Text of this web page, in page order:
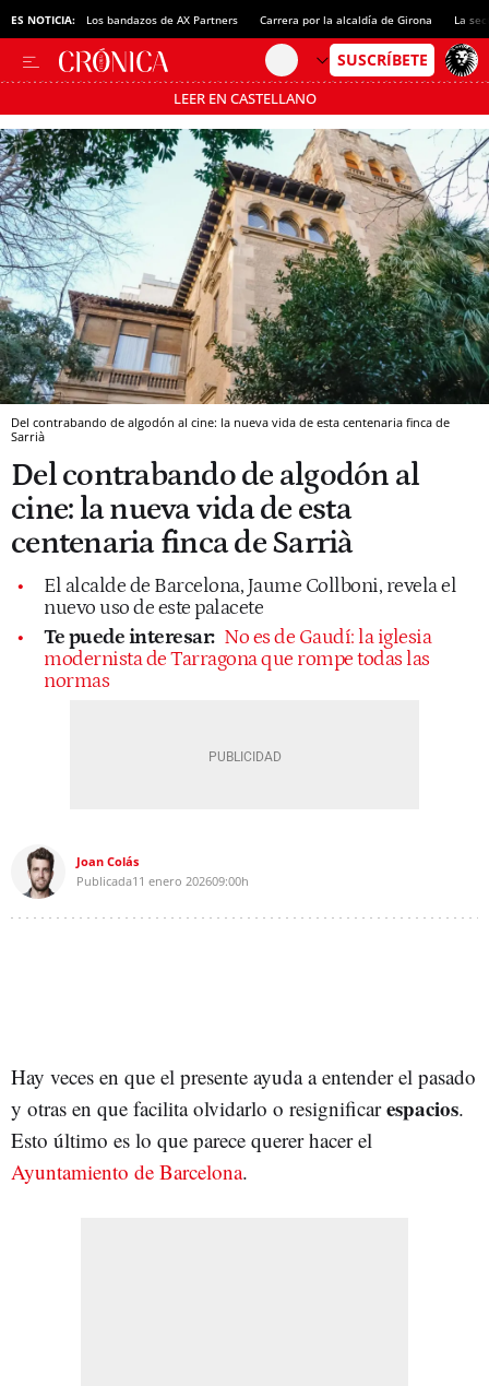
ES NOTICIA: Los bandazos de AX Partners Carrera por la alcaldía de Girona La
LEER EN CASTELLANO
Pásate al MODO AHORRO
Del contrabando de algodón al cine: la nueva vida de esta centenaria finca de
Sarrià
Del contrabando de algodón al
cine: la nueva vida de esta
centenaria finca de Sarrià
El alcalde de Barcelona, Jaume Collboni, revela el
nuevo uso de este palacete
Te puede interesar: No es de Gaudí: la iglesia
modernista de Tarragona que rompe todas las
normas
Joan Colás
Publicada11 enero 202609:00h
Hay veces en que el presente ayuda a entender el pasado
y otras en que facilita olvidarlo o resignificarespacios.
Esto último es lo que parece querer hacer el
Ayuntamiento de Barcelona.